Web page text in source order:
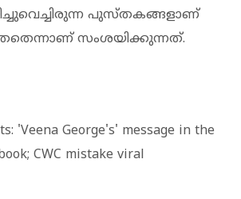
പുസ്തകങ്ങളാണ്
സംശയിക്കുന്നത്.
'Veena George's' message in the
CWC mistake viral